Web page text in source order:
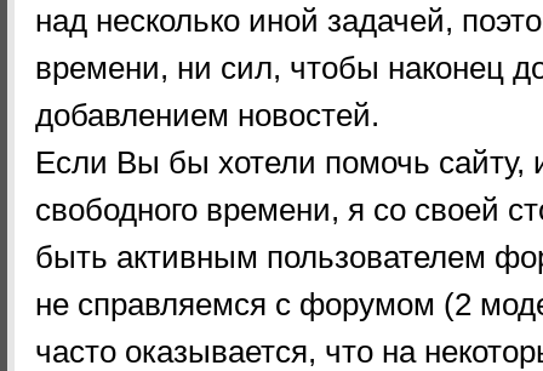
над несколько иной задачей,
времени, ни сил, чтобы наконец
добавлением новостей.
Если Вы бы хотели помочь сайту,
свободного времени, я со своей
быть активным пользователем
не справляемся с форумом (2
часто оказывается, что на